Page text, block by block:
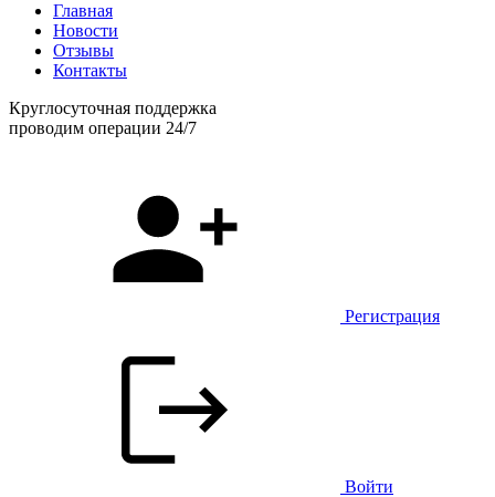
Главная
Новости
Отзывы
Контакты
Круглосуточная поддержка
проводим операции 24/7
Регистрация
Войти